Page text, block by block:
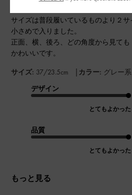
サイズは普段履いているものより２サ
小さめで入りました。
正面、横、後ろ、どの角度から見ても
かわいいです。
サイズ: 37/23.5cm | カラー: グレー系
デザイン
とてもよかった
品質
とてもよかった
もっと見る